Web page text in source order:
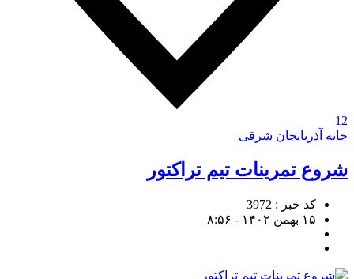
12
خانه آذربایجان شرقی
شروع تمرینات تیم تراکتور
کد خبر : 3972
۱۵ بهمن ۱۴۰۲ - ۸:۵۶